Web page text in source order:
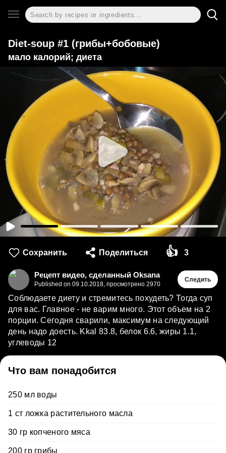
Diet-soup #1 (грибы+бобовые)
мало калорий; диета
Сохранить Поделиться 👍 3
Рецепт видео, сделанный Oksana
Published on 09.10.2018, просмотрено 2970
Следить
Соблюдаете диету и стремитесь похудеть? Тогда суп
для вас. Главное - не варим много. Этот объем на 2
порции. Сегодня сварили, максимум на следующий
день надо доесть. Kkal 83.8, белок 6.6, жиры 1.1,
углеводы 12
Что вам понадобится
250 мл воды
1 ст ложка растительного масла
30 гр копченого мяса
200 гр грибы